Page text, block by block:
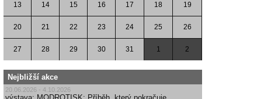
13 14 15 16 17 18 19
20 21 22 23 24 25 26
27 28 29 30 31 1 2
Nejbližší akce
20.06.2026 - 4.10.2026